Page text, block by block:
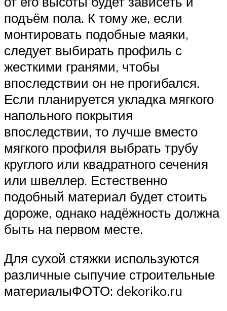
подъём пола. К тому же, если
монтировать подобные маяки,
следует выбирать профиль с
жесткими гранями, чтобы
впоследствии он не прогибался.
Если планируется укладка мягкого
напольного покрытия
впоследствии, то лучше вместо
мягкого профиля выбрать трубу
круглого или квадратного сечения
или швеллер. Естественно
подобный материал будет стоить
дороже, однако надёжность должна
быть на первом месте.
Для сухой стяжки используются
различные сыпучие строительные
материалыФОТО: dekoriko.ru